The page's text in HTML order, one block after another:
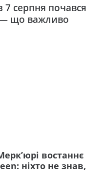
7 серпня почався
— що важливо
востаннє
ніхто не знав,